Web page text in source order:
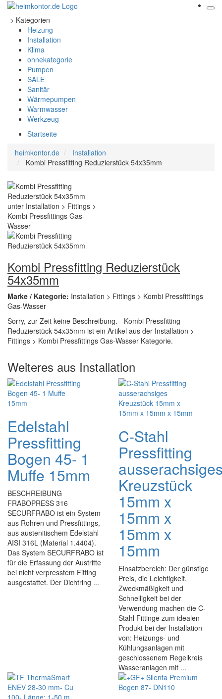
-> Kategorien
Heizung
Installation
Klima
ohnekategorie
Pumpen
SALE
Sanitär
Wärmepumpen
Warmwasser
Werkzeug
Startseite
heimkontor.de
Installation
Kombi Pressfitting Reduzierstück 54x35mm
Kombi Pressfitting Reduzierstück
54x35mm
Marke / Kategorie: Installation > Fittings > Kombi Pressfittings
Gas-Wasser
Sorry, zur Zeit keine Beschreibung. - Kombi Pressfitting
Reduzierstück 54x35mm ist ein Artikel aus der Installation >
Fittings > Kombi Pressfittings Gas-Wasser Kategorie.
Weiteres aus Installation
Edelstahl
Pressfitting
Bogen 45- 1
Muffe 15mm
BESCHREIBUNG
FRABOPRESS 316
SECURFRABO ist ein System
aus Rohren und Pressfittings,
aus austenitischem Edelstahl
AISI 316L (Material 1.4404).
Das System SECURFRABO ist
für die Erfassung der Austritte
bei nicht verpresstem Fitting
ausgestattet. Der Dichtring ...
C-Stahl
Pressfitting
Kreuzstück
15mm x
15mm x
15mm x
15mm
Einsatzbereich: Der günstige
Preis, die Leichtigkeit,
Zweckmäßigkeit und
Schnelligkeit bei der
Verwendung machen die C-
Stahl Fittinge zum idealen
Produkt bei der Installation
von: Heizungs- und
Kühlungsanlagen mit
geschlossenem Regelkreis
Wasseranlagen mit ...